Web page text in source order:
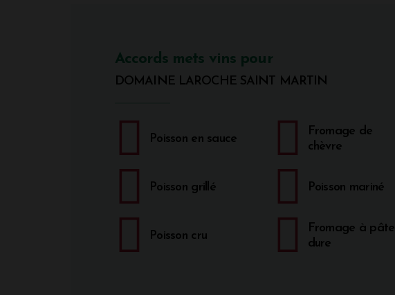
Accords mets vins pour
DOMAINE LAROCHE SAINT MARTIN
Poisson en sauce
Fromage de
chèvre
Poisson grillé Poisson mariné
Poisson cru
Fromage à pâte
dure